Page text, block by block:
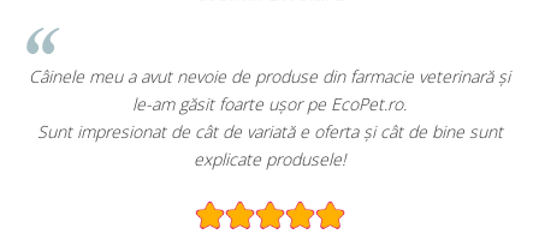
produse din farmacie veterinară și
ușor pe EcoPet.ro.
variată e oferta și cât de bine sunt
EcoPet.ro este salvarea mea
hrană sau produse
E greu să găsești un